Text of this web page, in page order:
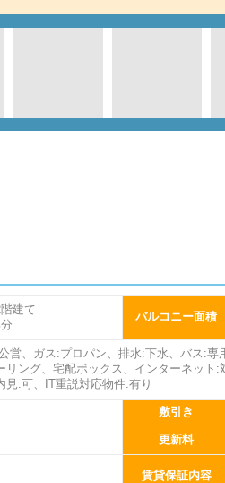
建て
バルコニー面積
営、ガス:プロパン、排水:下水、バス:専
リング、宅配ボックス、インターネット
見:可、IT重説対応物件:有り
敷引き
更新料
賃貸保証内容